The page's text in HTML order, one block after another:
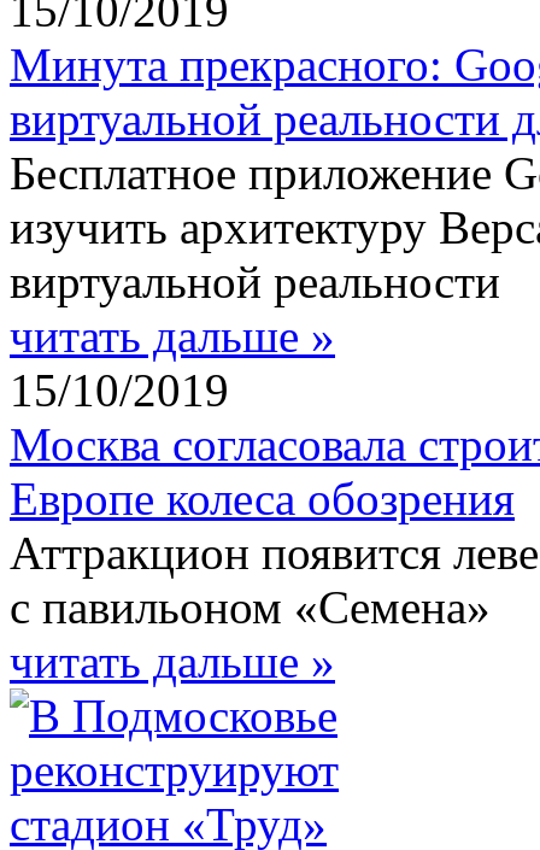
Минута прекрасного:
виртуальной реальности
Бесплатное приложение
изучить архитектуру
виртуальной реальности
читать дальше »
15/10/2019
Москва согласовала
Европе колеса обозрения
Аттракцион появится
с павильоном «Семена»
читать дальше »